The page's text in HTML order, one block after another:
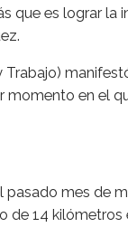
que es lograr la
en el
mes de
de 14